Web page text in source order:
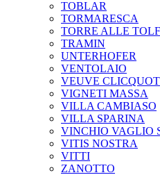
TOBLAR
TORMARESCA
TORRE ALLE
TRAMIN
UNTERHOFER
VENTOLAIO
VEUVE CLICQUOT
VIGNETI MASSA
VILLA CAMBIASO
VILLA SPARINA
VINCHIO VAGLIO
VITIS NOSTRA
VITTI
ZANOTTO